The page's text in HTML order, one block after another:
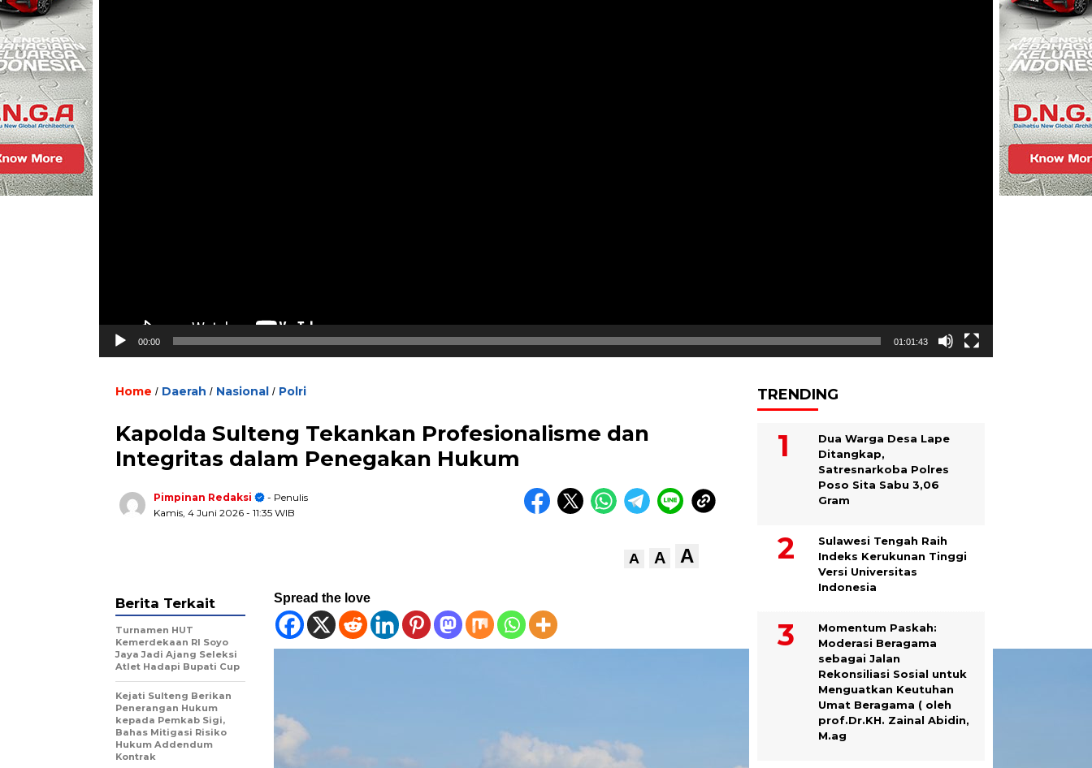
00:00 01:01:43
Home / Daerah / Nasional / Polri
Kapolda Sulteng Tekankan Profesionalisme dan
Integritas dalam Penegakan Hukum
Pimpinan Redaksi
- Penulis
Kamis, 4 Juni 2026 - 11:35 WIB
A A A
Spread the love
Berita Terkait
Turnamen HUT
Kemerdekaan RI Soyo
Jaya Jadi Ajang Seleksi
Atlet Hadapi Bupati Cup
Kejati Sulteng Berikan
Penerangan Hukum
kepada Pemkab Sigi,
Bahas Mitigasi Risiko
Hukum Addendum
Kontrak
TRENDING
Dua Warga Desa Lape
Ditangkap,
Satresnarkoba Polres
Poso Sita Sabu 3,06
Gram
Sulawesi Tengah Raih
Indeks Kerukunan Tinggi
Versi Universitas
Indonesia
Momentum Paskah:
Moderasi Beragama
sebagai Jalan
Rekonsiliasi Sosial untuk
Menguatkan Keutuhan
Umat Beragama ( oleh
prof.Dr.KH. Zainal Abidin,
M.ag